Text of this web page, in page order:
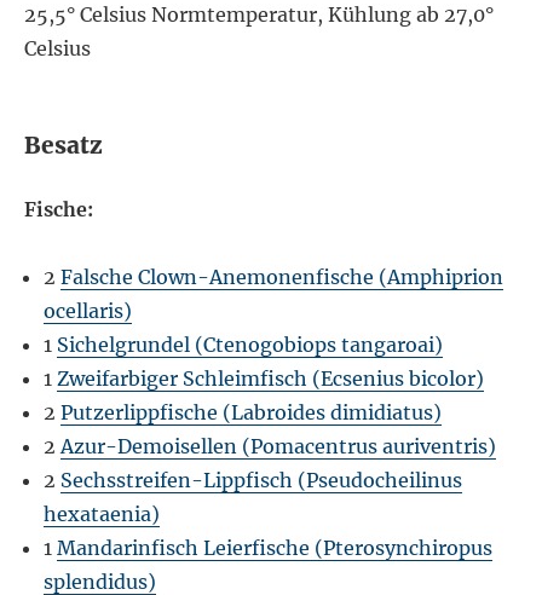
25,5° Celsius Normtemperatur, Kühlung ab 27,0°
Celsius
Besatz
Fische:
2Falsche Clown-Anemonenfische (Amphiprion
ocellaris)
1 Sichelgrundel (Ctenogobiops tangaroai)
1 Zweifarbiger Schleimfisch (Ecsenius bicolor)
2Putzerlippfische (Labroides dimidiatus)
2 Azur-Demoisellen (Pomacentrus auriventris)
2 Sechsstreifen-Lippfisch (Pseudocheilinus
hexataenia)
1Mandarinfisch Leierfische (Pterosynchiropus
splendidus)